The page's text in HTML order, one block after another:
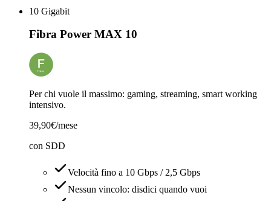
10 Gigabit
Fibra Power MAX 10
Per chi vuole il massimo: gaming, streaming, smart working
intensivo.
39,90€/mese
con SDD
Velocità fino a 10 Gbps / 2,5 Gbps
Nessun vincolo: disdici quando vuoi